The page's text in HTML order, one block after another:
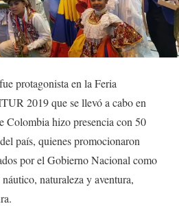
protagonista en la Feria
2019 que se llevó a cabo en
Colombia hizo presencia con 50
del país, quienes promocionaron
por el Gobierno Nacional como
naturaleza y aventura,